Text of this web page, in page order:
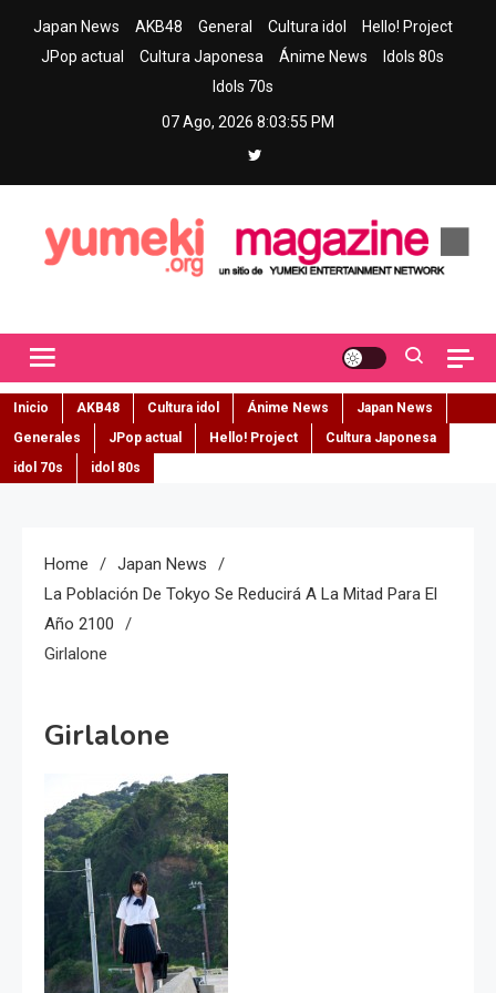
Japan News AKB48 General Cultura idol
Hello! Project
JPop actual
Cultura Japonesa Ánime News
Idols 80s
Idols 70s
07 Ago, 2026 8:03:56 PM
Inicio AKB48 Cultura idol Ánime News
Japan News
Generales
JPop actual Hello! Project
Cultura Japonesa
idol 70s
idol 80s
Home
Japan News
La Población De Tokyo Se Reducirá A La Mitad Para El
Año 2100
Girlalone
Girlalone